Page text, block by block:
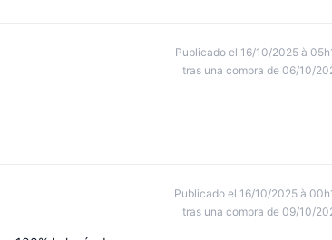
Publicado el 16/10/2025 à
tras una compra de 06/10/
Publicado el 16/10/2025 à
tras una compra de 09/10/